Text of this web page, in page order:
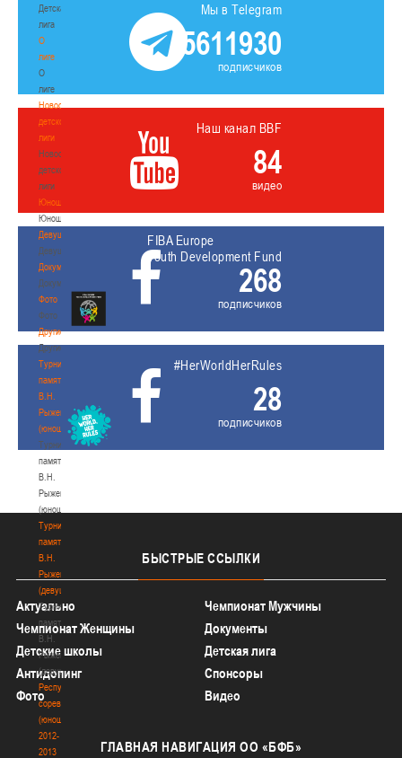
Детская
лига
О
лиге
О
лиге
Новости
детской
лиги
Новости
детской
лиги
Юноши
Юноши
Девушки
Девушки
Документы
Документы
Фото
Фото
Другие
Другие
Турнир
памяти
В.Н.
Рыженкова
(юноши)
Турнир
памяти
В.Н.
Рыженкова
(юноши)
Турнир
памяти
В.Н.
Рыженкова
(девушки)
Турнир
памяти
В.Н.
Рыженкова
(девушки)
Республиканские
соревнования
(юноши)
2012-
2013
Мы в Telegram
5611930
подписчиков
Наш канал BBF
84
видео
FIBA Europe
Youth Development Fund
268
подписчиков
#HerWorldHerRules
28
подписчиков
БЫСТРЫЕ ССЫЛКИ
Актуально
Чемпионат Мужчины
Чемпионат Женщины
Документы
Детские школы
Детская лига
Антидопинг
Спонсоры
Фото
Видео
ГЛАВНАЯ НАВИГАЦИЯ ОО «БФБ»